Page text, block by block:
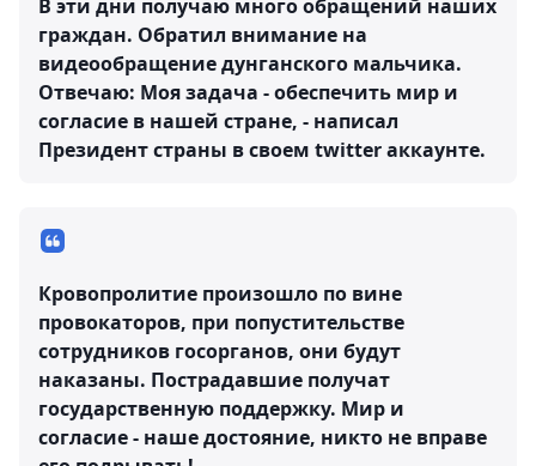
В эти дни получаю много обращений наших
граждан. Обратил внимание на
видеообращение дунганского мальчика.
Отвечаю: Моя задача - обеспечить мир и
согласие в нашей стране, - написал
Президент страны в своем twitter аккаунте.
Кровопролитие произошло по вине
провокаторов, при попустительстве
сотрудников госорганов, они будут
наказаны. Пострадавшие получат
государственную поддержку. Мир и
согласие - наше достояние, никто не вправе